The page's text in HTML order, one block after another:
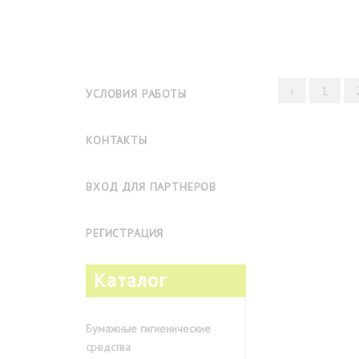
УСЛОВИЯ РАБОТЫ
КОНТАКТЫ
ВХОД ДЛЯ ПАРТНЕРОВ
РЕГИСТРАЦИЯ
Каталог
Бумажные гигиенические
средства
‹ 1